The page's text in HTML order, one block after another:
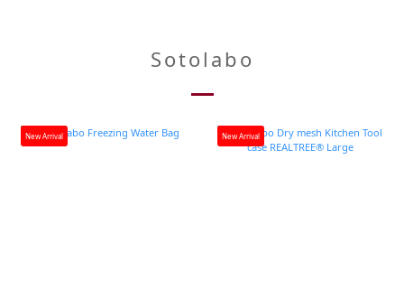
Sotolabo
New Arrival New Arrival